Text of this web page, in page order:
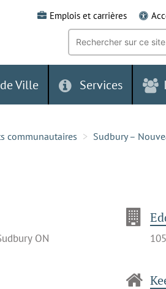
Emplois et carrières
Recherche
mot-
clé:
Ville Services
communautaires Sudbury –
ON